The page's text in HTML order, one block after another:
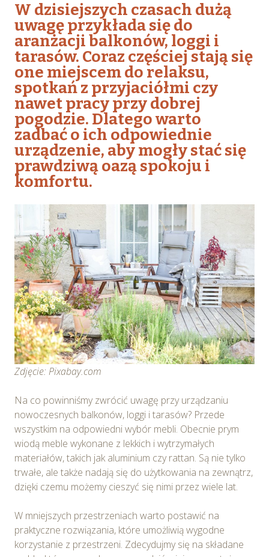
W dzisiejszych czasach dużą
uwagę przykłada się do
aranżacji balkonów, loggi i
tarasów. Coraz częściej stają się
one miejscem do relaksu,
spotkań z przyjaciółmi czy
nawet pracy przy dobrej
pogodzie. Dlatego warto
zadbać o ich odpowiednie
urządzenie, aby mogły stać się
prawdziwą oazą spokoju i
komfortu.
Zdjęcie: Pixabay.com
Na co powinniśmy zwrócić uwagę przy urządzaniu
nowoczesnych balkonów, loggi i tarasów? Przede
wszystkim na odpowiedni wybór mebli. Obecnie prym
wiodą meble wykonane z lekkich i wytrzymałych
materiałów, takich jak aluminium czy rattan. Są nie tylko
trwałe, ale także nadają się do użytkowania na zewnątrz,
dzięki czemu możemy cieszyć się nimi przez wiele lat.
W mniejszych przestrzeniach warto postawić na
praktyczne rozwiązania, które umożliwią wygodne
korzystanie z przestrzeni. Zdecydujmy się na składane